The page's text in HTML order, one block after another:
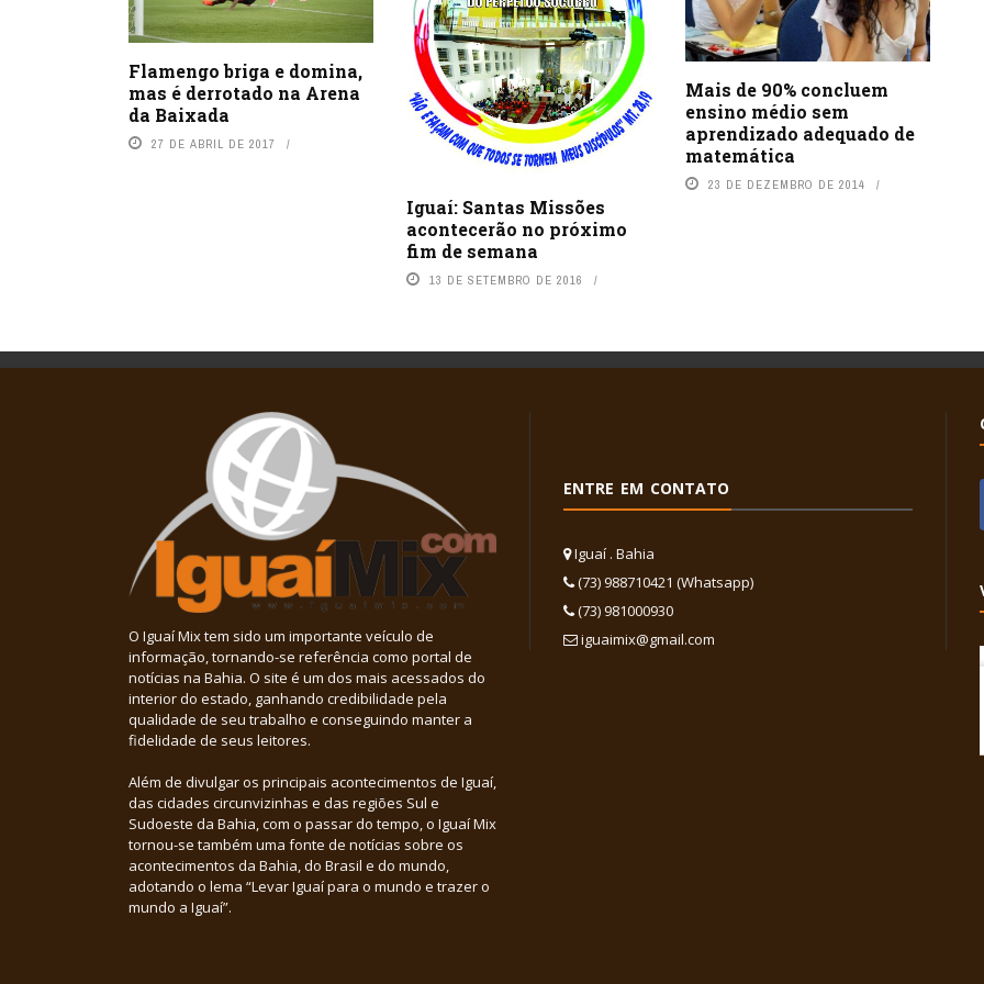
Flamengo briga e domina,
mas é derrotado na Arena
da Baixada
27 DE ABRIL DE 2017
Iguaí: Santas Missões
acontecerão no próximo
fim de semana
13 DE SETEMBRO DE 2016
Mais de 90% concluem
ensino médio sem
aprendizado adequado de
matemática
23 DE DEZEMBRO DE 2014
O Iguaí Mix tem sido um importante veículo de
informação, tornando-se referência como portal de
notícias na Bahia. O site é um dos mais acessados do
interior do estado, ganhando credibilidade pela
qualidade de seu trabalho e conseguindo manter a
fidelidade de seus leitores.
Além de divulgar os principais acontecimentos de Iguaí,
das cidades circunvizinhas e das regiões Sul e
Sudoeste da Bahia, com o passar do tempo, o Iguaí Mix
tornou-se também uma fonte de notícias sobre os
acontecimentos da Bahia, do Brasil e do mundo,
adotando o lema “Levar Iguaí para o mundo e trazer o
mundo a Iguaí”.
ENTRE EM CONTATO
Iguaí . Bahia
(73) 988710421 (Whatsapp)
(73) 981000930
iguaimix@gmail.com